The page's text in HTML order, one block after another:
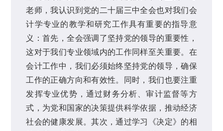
老师，我认识到党的二十届三中全会也对我们会
计学专业的教学和研究工作具有重要的指导意
义：首先，全会强调了坚持党的领导的重要性，
这对于我们专业领域内的工作同样至关重要。在
会计工作中，我们必须始终坚持党的领导，确保
工作的正确方向和有效性。同时，我们也要注重
发挥专业优势，通过财务分析、审计监督等方
式，为党和国家的决策提供科学依据，推动经济
社会的健康发展。其次，通过学习《决定》的相